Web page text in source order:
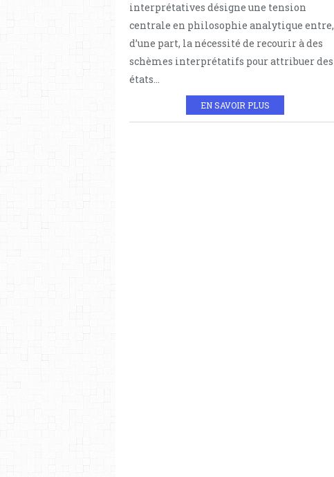
interprétatives désigne une tension
centrale en philosophie analytique entre,
d’une part, la nécessité de recourir à des
schèmes interprétatifs pour attribuer des
états...
EN SAVOIR PLUS